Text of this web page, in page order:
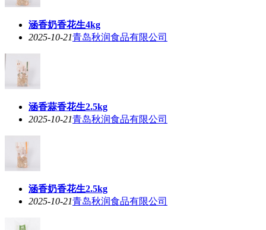
涵香奶香花生4kg
2025-10-21青岛秋润食品有限公司
涵香蒜香花生2.5kg
2025-10-21青岛秋润食品有限公司
涵香奶香花生2.5kg
2025-10-21青岛秋润食品有限公司